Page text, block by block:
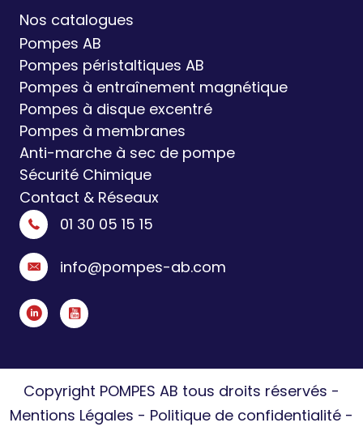
Nos catalogues
Pompes AB
Pompes péristaltiques AB
Pompes à entraînement magnétique
Pompes à disque excentré
Pompes à membranes
Anti-marche à sec de pompe
Sécurité Chimique
Contact & Réseaux
01 30 05 15 15
info@pompes-ab.com
Copyright POMPES AB tous droits réservés -
Mentions Légales - Politique de confidentialité -